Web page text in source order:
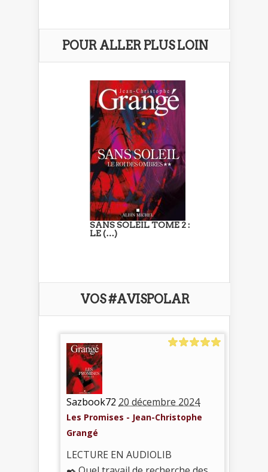
POUR ALLER PLUS LOIN
SANS SOLEIL TOME 2 :
LE (…)
VOS #AVISPOLAR
Sazbook72 20 décembre 2024
Les Promises - Jean-Christophe
Grangé
L​ECTURE EN AUDIOLIB